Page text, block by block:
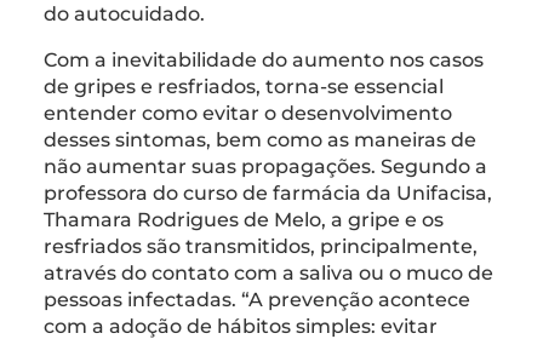
do autocuidado.
Com a inevitabilidade do aumento nos casos
de gripes e resfriados, torna-se essencial
entender como evitar o desenvolvimento
desses sintomas, bem como as maneiras de
não aumentar suas propagações. Segundo a
professora do curso de farmácia da Unifacisa,
Thamara Rodrigues de Melo, a gripe e os
resfriados são transmitidos, principalmente,
através do contato com a saliva ou o muco de
pessoas infectadas. “A prevenção acontece
com a adoção de hábitos simples: evitar